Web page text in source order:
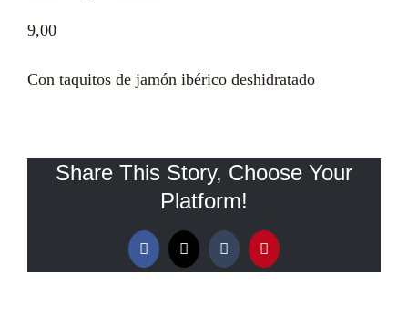
9,00
Con taquitos de jamón ibérico deshidratado
Share This Story, Choose Your
Platform!
Facebook
X TumblrPinterest